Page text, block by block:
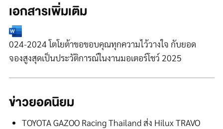
เอกสารเพิ่มเติม
024-2024 โตโยต้าขอขอบคุณทุกความไว้วางใจ กับยอด
จองสูงสุดเป็นประวัติการณ์ในงานมอเตอร์โชว์ 2025
ข่าวยอดนิยม
TOYOTA GAZOO Racing Thailand ส่ง Hilux TRAVO